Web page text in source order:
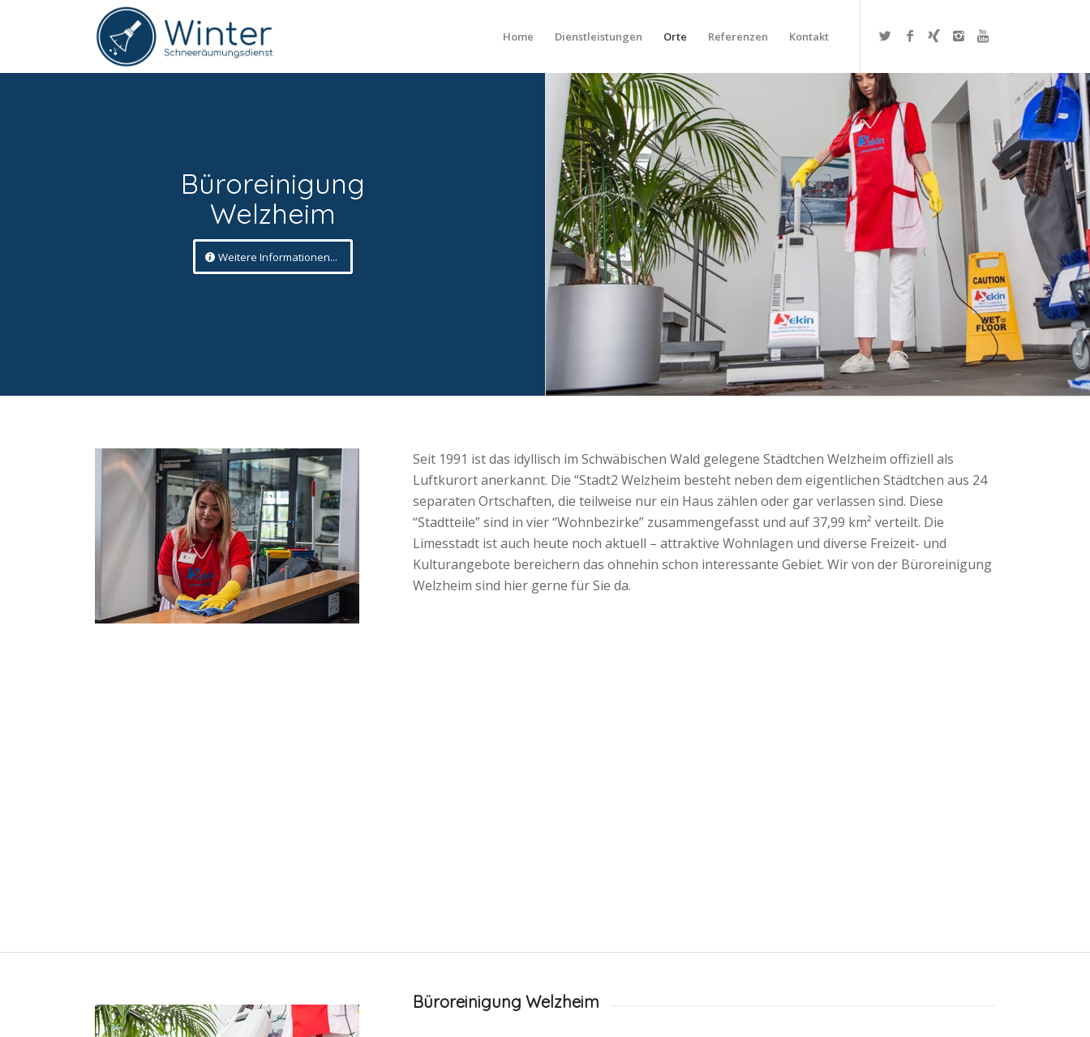
Home Dienstleistungen Orte Referenzen Kontakt
Büroreinigung
Welzheim
Weitere Informationen...
Seit 1991 ist das idyllisch im Schwäbischen Wald gelegene Städtchen Welzheim offiziell als
Luftkurort anerkannt. Die “Stadt2 Welzheim besteht neben dem eigentlichen Städtchen aus 24
separaten Ortschaften, die teilweise nur ein Haus zählen oder gar verlassen sind. Diese
“Stadtteile” sind in vier “Wohnbezirke” zusammengefasst und auf 37,99 km² verteilt. Die
Limesstadt ist auch heute noch aktuell – attraktive Wohnlagen und diverse Freizeit- und
Kulturangebote bereichern das ohnehin schon interessante Gebiet. Wir von der Büroreinigung
Welzheim sind hier gerne für Sie da.
Büroreinigung Welzheim